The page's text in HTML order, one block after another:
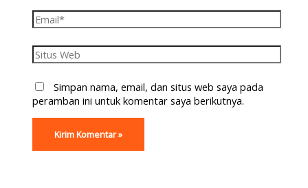
Simpan nama, email, dan situs web saya pada
peramban ini untuk komentar saya berikutnya.